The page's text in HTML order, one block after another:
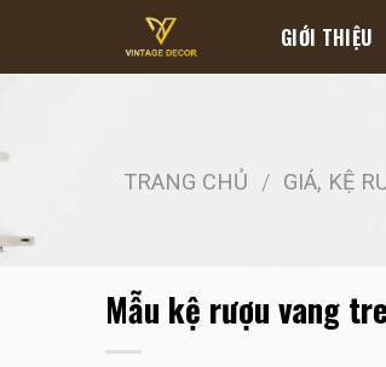
content
GIỚI THIỆU
TRANG CHỦ / GIÁ, KỆ
Mẫu kệ rượu vang